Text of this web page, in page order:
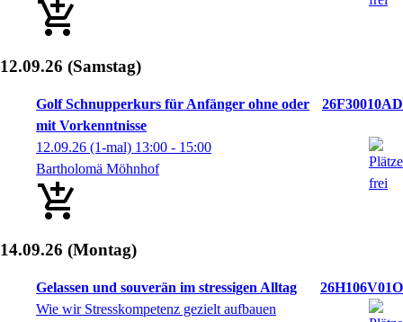
12.09.26 (Samstag)
Golf Schnupperkurs für Anfänger ohne oder
mit Vorkenntnisse
26F30010AD
12.09.26 (1-mal) 13:00 - 15:00
Bartholomä Möhnhof
14.09.26 (Montag)
Gelassen und souverän im stressigen Alltag
26H106V01O
Wie wir Stresskompetenz gezielt aufbauen